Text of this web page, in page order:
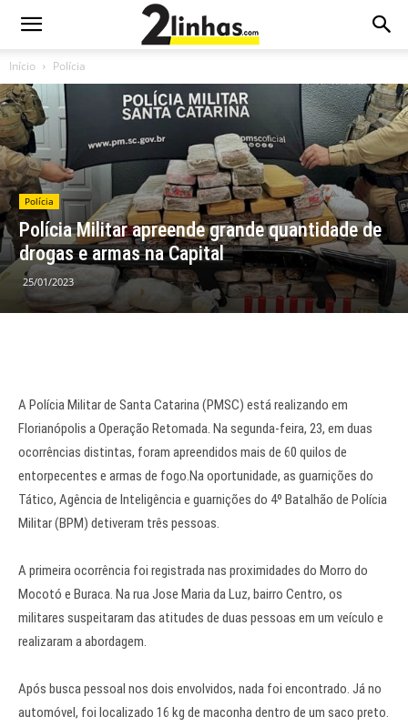
Início Polícia
Polícia
Polícia Militar apreende grande quantidade de
drogas e armas na Capital
25/01/2023
A Polícia Militar de Santa Catarina (PMSC) está realizando em
Florianópolis a Operação Retomada. Na segunda-feira, 23, em duas
ocorrências distintas, foram apreendidos mais de 60 quilos de
entorpecentes e armas de fogo.Na oportunidade, as guarnições do
Tático, Agência de Inteligência e guarnições do 4º Batalhão de Polícia
Militar (BPM) detiveram três pessoas.
A primeira ocorrência foi registrada nas proximidades do Morro do
Mocotó e Buraca. Na rua Jose Maria da Luz, bairro Centro, os
militares suspeitaram das atitudes de duas pessoas em um veículo e
realizaram a abordagem.
Após busca pessoal nos dois envolvidos, nada foi encontrado. Já no
automóvel, foi localizado 16 kg de maconha dentro de um saco preto.